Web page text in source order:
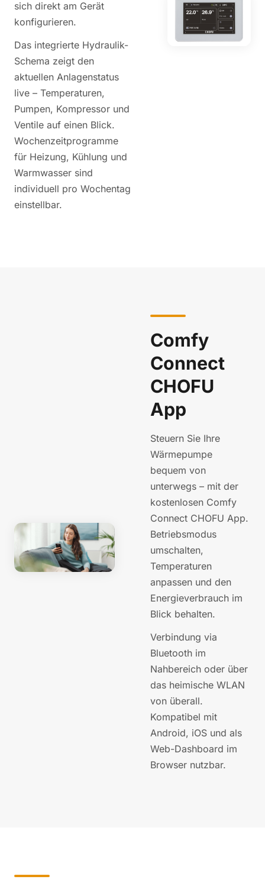
sich direkt am Gerät
konfigurieren.
Das integrierte Hydraulik-
Schema zeigt den
aktuellen Anlagenstatus
live – Temperaturen,
Pumpen, Kompressor und
Ventile auf einen Blick.
Wochenzeitprogramme
für Heizung, Kühlung und
Warmwasser sind
individuell pro Wochentag
einstellbar.
Comfy
Connect
CHOFU
App
Steuern Sie Ihre
Wärmepumpe
bequem von
unterwegs – mit der
kostenlosen Comfy
Connect CHOFU App.
Betriebsmodus
umschalten,
Temperaturen
anpassen und den
Energieverbrauch im
Blick behalten.
Verbindung via
Bluetooth im
Nahbereich oder über
das heimische WLAN
von überall.
Kompatibel mit
Android, iOS und als
Web-Dashboard im
Browser nutzbar.